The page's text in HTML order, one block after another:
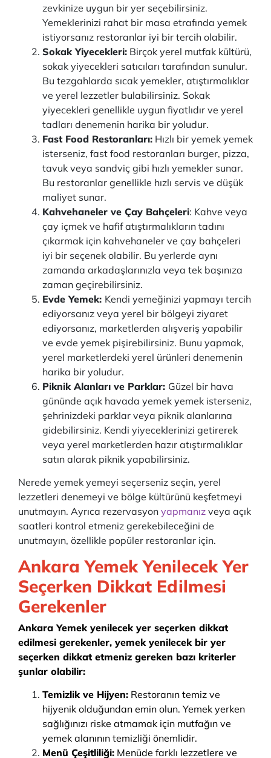
zevkinize uygun bir yer seçebilirsiniz.
Yemeklerinizi rahat bir masa etrafında yemek
istiyorsanız restoranlar iyi bir tercih olabilir.
Sokak Yiyecekleri: Birçok yerel mutfak kültürü,
sokak yiyecekleri satıcıları tarafından sunulur.
Bu tezgahlarda sıcak yemekler, atıştırmalıklar
ve yerel lezzetler bulabilirsiniz. Sokak
yiyecekleri genellikle uygun fiyatlıdır ve yerel
tadları denemenin harika bir yoludur.
Fast Food Restoranları: Hızlı bir yemek yemek
isterseniz, fast food restoranları burger, pizza,
tavuk veya sandviç gibi hızlı yemekler sunar.
Bu restoranlar genellikle hızlı servis ve düşük
maliyet sunar.
Kahvehaneler ve Çay Bahçeleri: Kahve veya
çay içmek ve hafif atıştırmalıkların tadını
çıkarmak için kahvehaneler ve çay bahçeleri
iyi bir seçenek olabilir. Bu yerlerde aynı
zamanda arkadaşlarınızla veya tek başınıza
zaman geçirebilirsiniz.
Evde Yemek: Kendi yemeğinizi yapmayı tercih
ediyorsanız veya yerel bir bölgeyi ziyaret
ediyorsanız, marketlerden alışveriş yapabilir
ve evde yemek pişirebilirsiniz. Bunu yapmak,
yerel marketlerdeki yerel ürünleri denemenin
harika bir yoludur.
Piknik Alanları ve Parklar: Güzel bir hava
gününde açık havada yemek yemek isterseniz,
şehrinizdeki parklar veya piknik alanlarına
gidebilirsiniz. Kendi yiyeceklerinizi getirerek
veya yerel marketlerden hazır atıştırmalıklar
satın alarak piknik yapabilirsiniz.
Nerede yemek yemeyi seçerseniz seçin, yerel
lezzetleri denemeyi ve bölge kültürünü keşfetmeyi
unutmayın. Ayrıca rezervasyon yapmanız veya açık
saatleri kontrol etmeniz gerekebileceğini de
unutmayın, özellikle popüler restoranlar için.
Ankara Yemek Yenilecek Yer
Seçerken Dikkat Edilmesi
Gerekenler
Ankara Yemek yenilecek yer seçerken dikkat
edilmesi gerekenler, yemek yenilecek bir yer
seçerken dikkat etmeniz gereken bazı kriterler
şunlar olabilir:
Temizlik ve Hijyen: Restoranın temiz ve
hijyenik olduğundan emin olun. Yemek yerken
sağlığınızı riske atmamak için mutfağın ve
yemek alanının temizliği önemlidir.
Menü Çeşitliliği: Menüde farklı lezzetlere ve